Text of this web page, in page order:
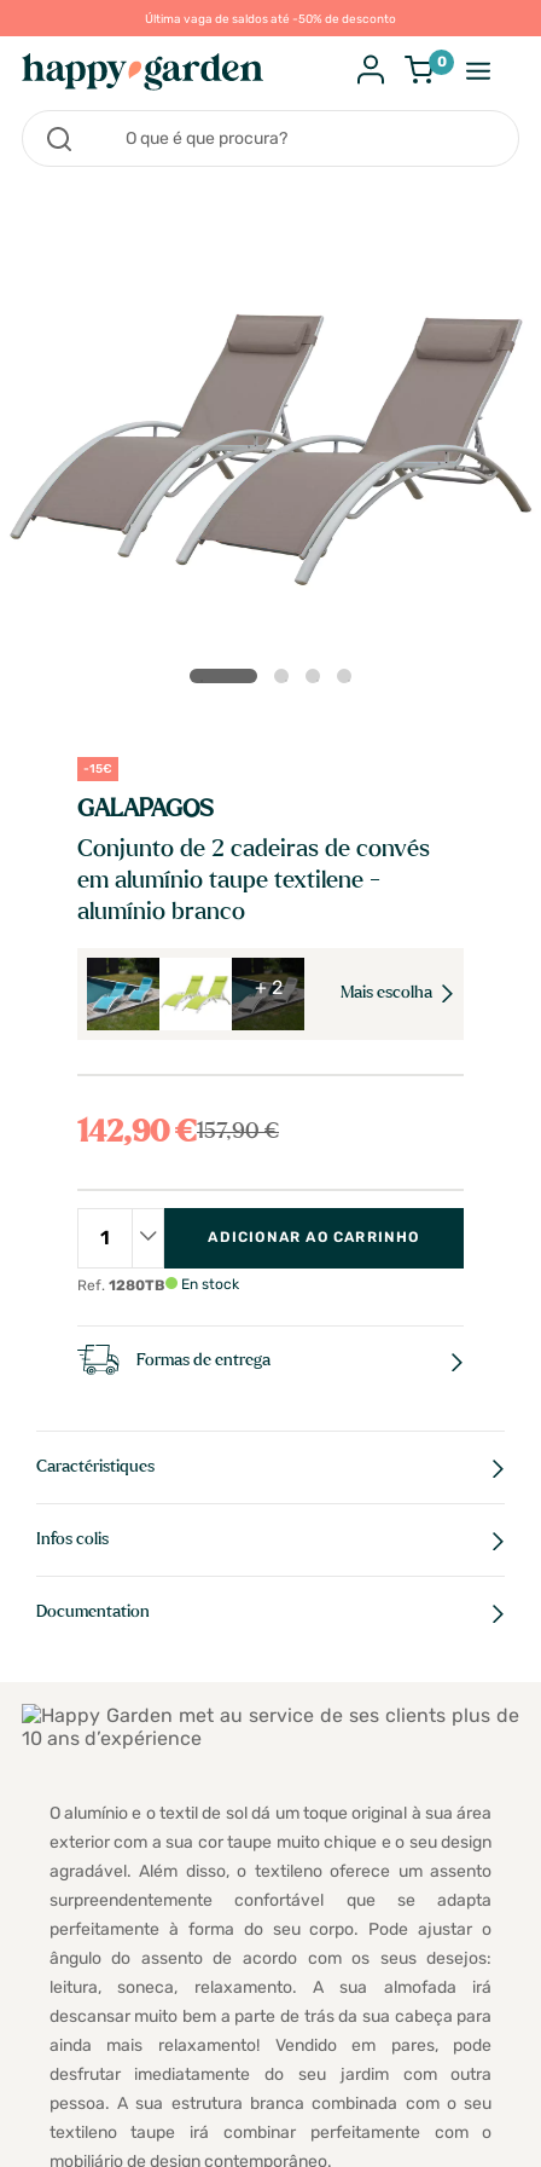
Última vaga de saldos até -50% de desconto
0
-15€
GALAPAGOS
Conjunto de 2 cadeiras de convés
em alumínio taupe textilene -
alumínio branco
+ 2 Mais escolha
142,90 €157,90 €
Ref. 1280TB
ADICIONAR AO CARRINHO
En stock
Formas de entrega
Caractéristiques
Infos colis
Documentation
O alumínio e o textil de sol dá um toque original à sua área
exterior com a sua cor taupe muito chique e o seu design
agradável. Além disso, o textileno oferece um assento
surpreendentemente confortável que se adapta
perfeitamente à forma do seu corpo. Pode ajustar o
ângulo do assento de acordo com os seus desejos:
leitura, soneca, relaxamento. A sua almofada irá
descansar muito bem a parte de trás da sua cabeça para
ainda mais relaxamento! Vendido em pares, pode
desfrutar imediatamente do seu jardim com outra
pessoa. A sua estrutura branca combinada com o seu
textileno taupe irá combinar perfeitamente com o
mobiliário de design contemporâneo.